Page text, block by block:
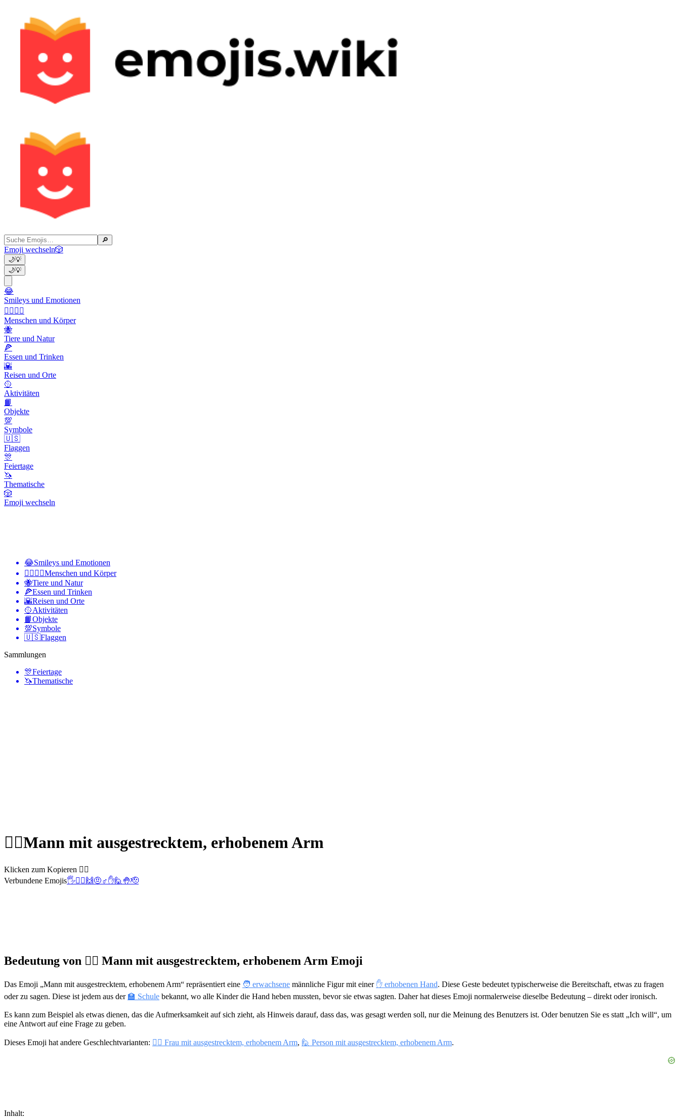
🔎
Emoji wechseln🎲
🌙💡
🌙💡
😂
Smileys und Emotionen
👩‍❤️‍💋‍👨
Menschen und Körper
🐝
Tiere und Natur
🍕
Essen und Trinken
🌇
Reisen und Orte
🥎
Aktivitäten
📙
Objekte
💯
Symbole
🇺🇸
Flaggen
🎊
Feiertage
🦄
Thematische
🎲
Emoji wechseln
😂Smileys und Emotionen
👩‍❤️‍💋‍👨Menschen und Körper
🐝Tiere und Natur
🍕Essen und Trinken
🌇Reisen und Orte
🥎Aktivitäten
📙Objekte
💯Symbole
🇺🇸Flaggen
Sammlungen
🎊Feiertage
🦄Thematische
🙋‍♂️Mann mit ausgestrecktem, erhobenem Arm
Klicken zum Kopieren 🙋‍♂️
Verbundene Emojis🖐️🙋‍♀️ 🙌 🤨♂️✋🙋 🤚🫡
Bedeutung von 🙋‍♂️ Mann mit ausgestrecktem, erhobenem Arm Emoji
Das Emoji „Mann mit ausgestrecktem, erhobenem Arm“ repräsentiert eine 🧑 erwachsene männliche Figur mit einer ✋ erhobenen Hand. Diese Geste bedeutet typischerweise die Bereitschaft, etwas zu fragen
oder zu sagen. Diese ist jedem aus der 🏫 Schule bekannt, wo alle Kinder die Hand heben mussten, bevor sie etwas sagten. Daher hat dieses Emoji normalerweise dieselbe Bedeutung – direkt oder ironisch.
Es kann zum Beispiel als etwas dienen, das die Aufmerksamkeit auf sich zieht, als Hinweis darauf, dass das, was gesagt werden soll, nur die Meinung des Benutzers ist. Oder benutzen Sie es statt „Ich will“, um
eine Antwort auf eine Frage zu geben.
Dieses Emoji hat andere Geschlechtvarianten: 🙋‍♀️ Frau mit ausgestrecktem, erhobenem Arm, 🙋 Person mit ausgestrecktem, erhobenem Arm.
Inhalt: